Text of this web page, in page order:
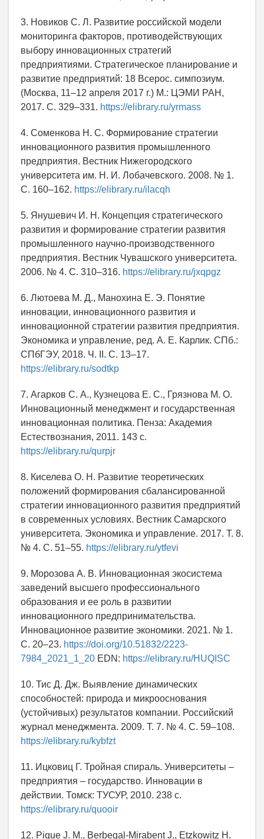
3. Новиков С. Л. Развитие российской модели
мониторинга факторов, противодействующих
выбору инновационных стратегий
предприятиями. Стратегическое планирование и
развитие предприятий: 18 Bcepoc. симпозиум.
(Москва, 11–12 апреля 2017 г.) М.: ЦЭМИ РАН,
2017. С. 329–331. https://elibrary.ru/yrmass
4. Соменкова Н. С. Формирование стратегии
инновационного развития промышленного
предприятия. Вестник Нижегородского
университета им. Н. И. Лобачевского. 2008. № 1.
С. 160–162. https://elibrary.ru/ilacqh
5. Янушевич И. Н. Концепция стратегического
развития и формирование стратегии развития
промышленного научно-производственного
предприятия. Вестник Чувашского университета.
2006. № 4. С. 310–316. https://elibrary.ru/jxqpgz
6. Лютоева М. Д., Манохина Е. Э. Понятие
инновации, инновационного развития и
инновационной стратегии развития предприятия.
Экономика и управление, ред. А. Е. Карлик. СПб.:
СПбГЭУ, 2018. Ч. II. С. 13–17.
https://elibrary.ru/sodtkp
7. Агарков С. А., Кузнецова Е. С., Грязнова М. О.
Инновационный менеджмент и государственная
инновационная политика. Пенза: Академия
Естествознания, 2011. 143 с.
https://elibrary.ru/qurpjr
8. Киселева О. Н. Развитие теоретических
положений формирования сбалансированной
стратегии инновационного развития предприятий
в современных условиях. Вестник Самарского
университета. Экономика и управление. 2017. Т. 8.
№ 4. С. 51–55. https://elibrary.ru/ytfevi
9. Морозова А. В. Инновационная экосистема
заведений высшего профессионального
образования и ее роль в развитии
инновационного предпринимательства.
Инновационное развитие экономики. 2021. № 1.
С. 20–23. https://doi.org/10.51832/2223-
7984_2021_1_20 EDN: https://elibrary.ru/HUQISC
10. Тис Д. Дж. Выявление динамических
способностей: природа и микрооснования
(устойчивых) результатов компании. Российский
журнал менеджмента. 2009. Т. 7. № 4. С. 59–108.
https://elibrary.ru/kybfzt
11. Ицковиц Г. Тройная спираль. Университеты –
предприятия – государство. Инновации в
действии. Томск: ТУСУР, 2010. 238 с.
https://elibrary.ru/quooir
12. Pique J. M., Berbegal-Mirabent J., Etzkowitz H.